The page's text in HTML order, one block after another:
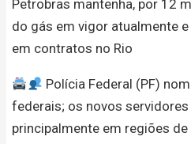
Petrobras mantenha, por 12
do gás em vigor atualmente
em contratos no Rio
Polícia Federal (PF)
federais; os novos
principalmente em regiões